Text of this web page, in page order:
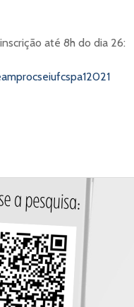
até 8h do dia 26: